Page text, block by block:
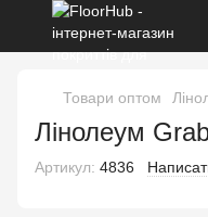
Товари оптом
Лінолеум
Артикул: 4836